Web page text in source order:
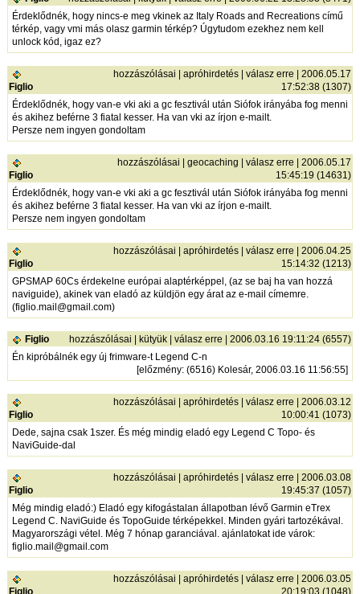
Érdeklődnék, hogy nincs-e meg vkinek az Italy Roads and Recreations című
térkép, vagy vmi más olasz garmin térkép? Úgytudom ezekhez nem kell
unlock kód, igaz ez?
Figlio
hozzászólásai |apróhirdetés |válasz erre | 2006.05.17
17:52:38 (1307)
Érdeklődnék, hogy van-e vki aki a gc fesztivál után Siófok irányába fog menni
és akihez beférne 3 fiatal kesser. Ha van vki az írjon e-mailt.
Persze nem ingyen gondoltam
Figlio
hozzászólásai |geocaching |válasz erre | 2006.05.17
15:45:19 (14631)
Érdeklődnék, hogy van-e vki aki a gc fesztivál után Siófok irányába fog menni
és akihez beférne 3 fiatal kesser. Ha van vki az írjon e-mailt.
Persze nem ingyen gondoltam
Figlio
hozzászólásai |apróhirdetés |válasz erre | 2006.04.25
15:14:32 (1213)
GPSMAP 60Cs érdekelne európai alaptérképpel, (az se baj ha van hozzá
naviguide), akinek van eladó az küldjön egy árat az e-mail címemre.
(figlio.mail@gmail.com)
Figlio hozzászólásai kütyük |válasz erre | 2006.03.16 19:11:24 (6557)
Én kipróbálnék egy új frimware-t Legend C-n
[előzmény: (6516) Kolesár, 2006.03.16 11:56:55]
Figlio
hozzászólásai |apróhirdetés |válasz erre | 2006.03.12
10:00:41 (1073)
Dede, sajna csak 1szer. És még mindig eladó egy Legend C Topo- és
NaviGuide-dal
Figlio
hozzászólásai |apróhirdetés |válasz erre | 2006.03.08
19:45:37 (1057)
Még mindig eladó:) Eladó egy kifogástalan állapotban lévő Garmin eTrex
Legend C. NaviGuide és TopoGuide térképekkel. Minden gyári tartozékával.
Magyarországi vétel. Még 7 hónap garanciával. ajánlatokat ide várok:
figlio.mail@gmail.com
hozzászólásai |apróhirdetés |válasz erre | 2006.03.05